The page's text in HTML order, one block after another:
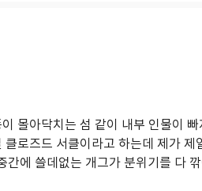
몰아닥치는 섬 같이 내부 인물이
로즈드 서클이라고 하는데 제가 제
간에 쓸데없는 개그가 분위기를 다